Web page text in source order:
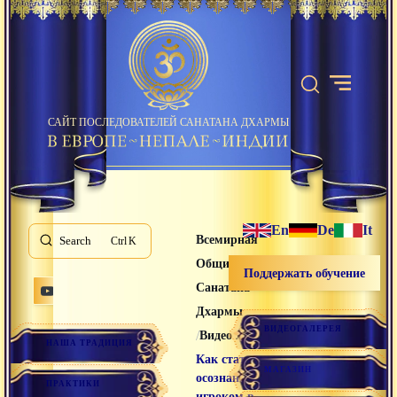
САЙТ ПОСЛЕДОВАТЕЛЕЙ САНАТАНА ДХАРМЫ
Search K
НАША ТРАДИЦИЯ
ПРАКТИКИ
Всемирная
Община
Санатана
Дхармы
/Видео лекции/
Как стать
осознанным
En De It
Поддержать обучение
ВИДЕОГАЛЕРЕЯ
МАГАЗИН